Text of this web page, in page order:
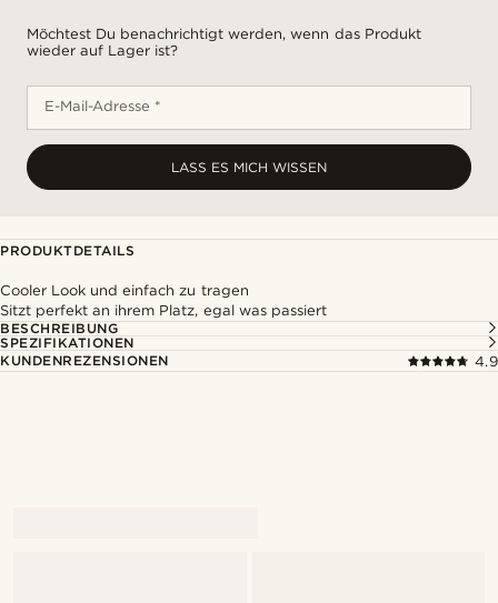
Möchtest Du benachrichtigt werden, wenn das Produkt
wieder auf Lager ist?
E-Mail-Adresse *
LASS ES MICH WISSEN
PRODUKTDETAILS
Cooler Look und einfach zu tragen
Sitzt perfekt an ihrem Platz, egal was passiert
BESCHREIBUNG
SPEZIFIKATIONEN
KUNDENREZENSIONEN
4.9